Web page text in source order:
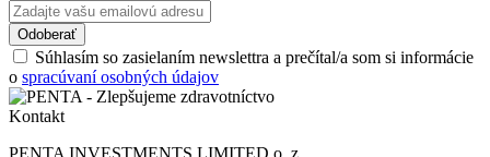
Súhlasím so zasielaním newslettra a prečítal/a som si informácie
o spracúvaní osobných údajov
Kontakt
PENTA INVESTMENTS LIMITED o. z.